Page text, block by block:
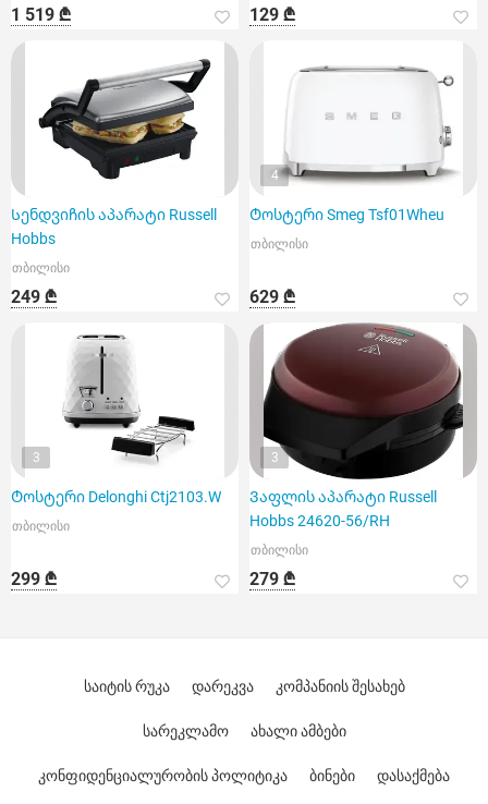
1 519 ₾ 129 ₾
Სენდვიჩის აპარატი Russell
Hobbs
თბილისი
249 ₾
4
Ტოსტერი Smeg Tsf01Wheu
თბილისი
629 ₾
3
Ტოსტერი Delonghi Ctj2103.W
თბილისი
299 ₾
3
Ვაფლის აპარატი Russell
Hobbs 24620-56/RH
თბილისი
279 ₾
საიტის რუკა დარეკვა კომპანიის შესახებ
სარეკლამო ახალი ამბები
კონფიდენციალურობის პოლიტიკა ბინები დასაქმება